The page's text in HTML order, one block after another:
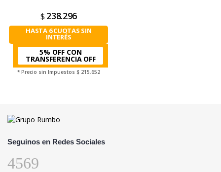
$ 238.296
HASTA 6 CUOTAS SIN
INTERÉS
5% OFF CON
TRANSFERENCIA
* Precio sin Impuestos $ 215.652
Seguinos en Redes Sociales